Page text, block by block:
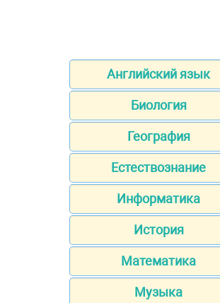
Английский язык
Биология
География
Естествознание
Информатика
История
Математика
Музыка